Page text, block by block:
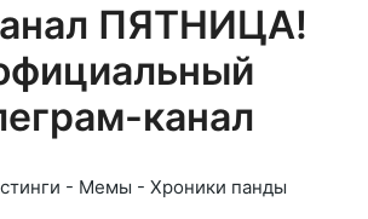
ПЯТНИЦА!
канал
- Мемы - Хроники панды